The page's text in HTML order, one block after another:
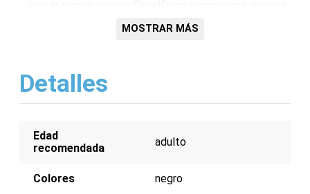
transpirable ofrece una ventilación óptima, y la suela
Características:
Parte superior de malla transpirable para una
ventilación óptima
fiable
MOSTRAR MÁS
Detalles
Edad
recomendada
adulto
Colores negro